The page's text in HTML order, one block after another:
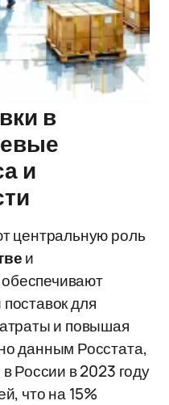
в
и
центральную роль
и
для
и повышая
данным Росстата,
России в 2023 году
что на 15%